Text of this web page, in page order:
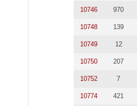
10746 970
10748 139
10749 12
10750 207
10752 7
10774 421